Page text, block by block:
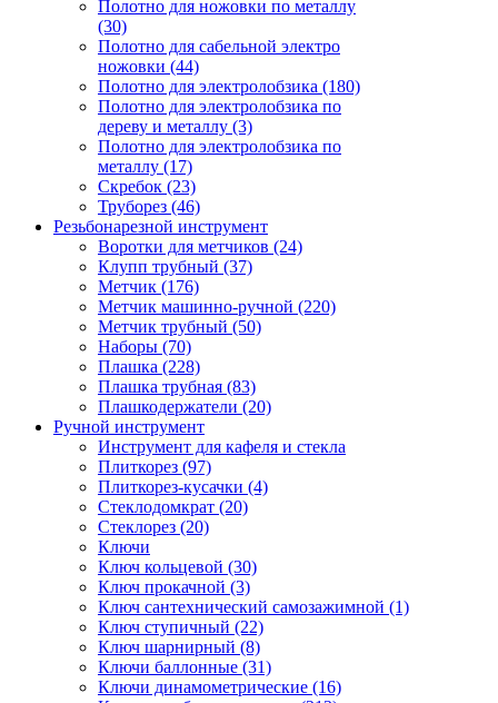
Полотно для ножовки по металлу
(30)
Полотно для сабельной электро
ножовки (44)
Полотно для электролобзика (180)
Полотно для электролобзика по
дереву и металлу (3)
Полотно для электролобзика по
металлу (17)
Скребок (23)
Труборез (46)
Резьбонарезной инструмент
Воротки для метчиков (24)
Клупп трубный (37)
Метчик (176)
Метчик машинно-ручной (220)
Метчик трубный (50)
Наборы (70)
Плашка (228)
Плашка трубная (83)
Плашкодержатели (20)
Ручной инструмент
Инструмент для кафеля и стекла
Плиткорез (97)
Плиткорез-кусачки (4)
Стеклодомкрат (20)
Стеклорез (20)
Ключи
Ключ кольцевой (30)
Ключ прокачной (3)
Ключ сантехнический самозажимной (1)
Ключ ступичный (22)
Ключ шарнирный (8)
Ключи баллонные (31)
Ключи динамометрические (16)